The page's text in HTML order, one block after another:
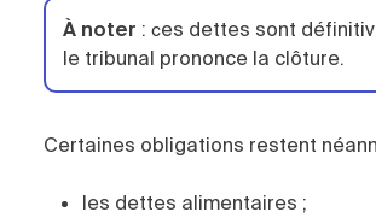
À noter : ces dettes sont
le tribunal prononce la clôture.
Certaines obligations restent
les dettes alimentaires ;